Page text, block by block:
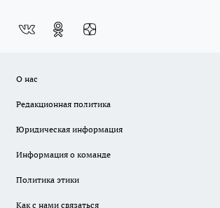
О нас
Редакционная политика
Юридическая информация
Информация о команде
Политика этики
Как с нами связаться